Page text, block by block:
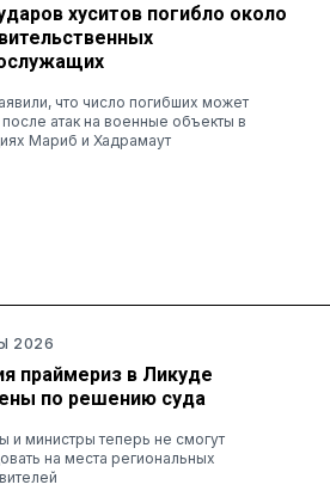
хуситов погибло около
что число погибших может
атак на военные объекты в
Мариб и Хадрамаут
2026
праймериз в Ликуде
по решению суда
и министры теперь не смогут
на места региональных